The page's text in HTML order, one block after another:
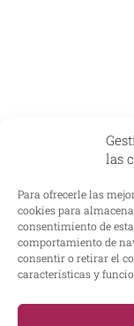
las
Para ofrecerle las
cookies para
consentimiento de
comportamiento de
consentir o retirar el
características y